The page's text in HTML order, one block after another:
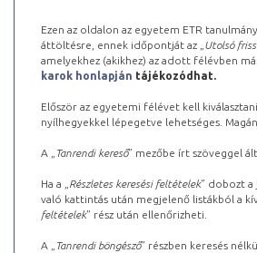
Ezen az oldalon az egyetem ETR
áttöltésre, ennek időpontját az „ Utolsó
amelyekhez (akikhez) az adott félévben
karok honlapján tájékozódhat.
Először az egyetemi félévet kell
nyílhegyekkel lépegetve lehetséges.
A „ Tanrendi kereső” mezőbe írt szöveggel
Ha a „ Részletes keresési feltételek” dobozt
való kattintás után megjelenő listákból a
feltételek” rész után ellenőrizheti.
A „ Tanrendi böngésző” részben keresés